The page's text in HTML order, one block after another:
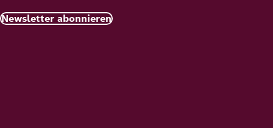
Newsletter abonnieren